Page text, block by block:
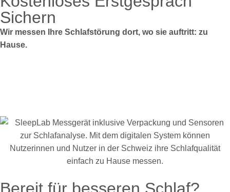
Sichern
Wir messen Ihre Schlafstörung dort, wo sie auftritt: zu
Hause.